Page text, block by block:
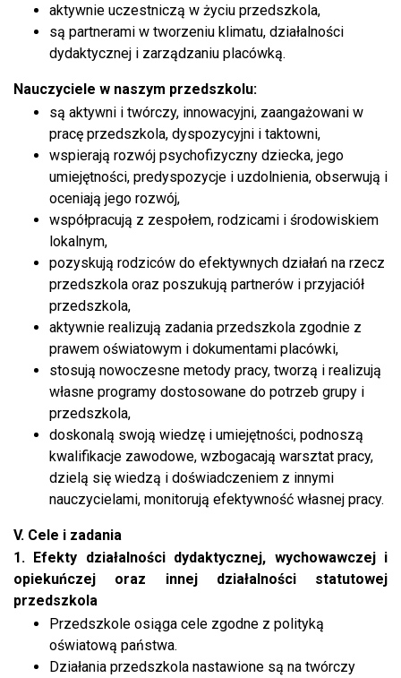
aktywnie uczestniczą w życiu przedszkola,
są partnerami w tworzeniu klimatu, działalności
dydaktycznej i zarządzaniu placówką.
Nauczyciele w naszym przedszkolu:
są aktywni i twórczy, innowacyjni, zaangażowani w
pracę przedszkola, dyspozycyjni i taktowni,
wspierają rozwój psychofizyczny dziecka, jego
umiejętności, predyspozycje i uzdolnienia, obserwują i
oceniają jego rozwój,
współpracują z zespołem, rodzicami i środowiskiem
lokalnym,
pozyskują rodziców do efektywnych działań na rzecz
przedszkola oraz poszukują partnerów i przyjaciół
przedszkola,
aktywnie realizują zadania przedszkola zgodnie z
prawem oświatowym i dokumentami placówki,
stosują nowoczesne metody pracy, tworzą i realizują
własne programy dostosowane do potrzeb grupy i
przedszkola,
doskonalą swoją wiedzę i umiejętności, podnoszą
kwalifikacje zawodowe, wzbogacają warsztat pracy,
dzielą się wiedzą i doświadczeniem z innymi
nauczycielami, monitorują efektywność własnej pracy.
V. Cele i zadania
1. Efekty działalności dydaktycznej, wychowawczej i
opiekuńczej oraz innej działalności statutowej
przedszkola
Przedszkole osiąga cele zgodne z polityką
oświatową państwa.
Działania przedszkola nastawione są na twórczy